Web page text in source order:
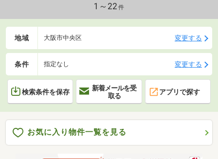
1～22 件
地域 大阪市中央区 変更する
条件 指定なし 変更する
検索条件を保存
新着メールを受
取る
アプリで探す
お気に入り物件一覧を見る